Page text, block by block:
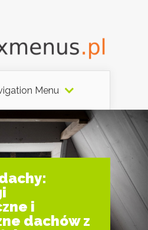
Menu
i
dachów z